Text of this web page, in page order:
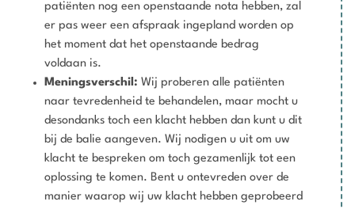
patiënten nog een openstaande nota hebben, zal
er pas weer een afspraak ingepland worden op
het moment dat het openstaande bedrag
voldaan is.
Meningsverschil: Wij proberen alle patiënten
naar tevredenheid te behandelen, maar mocht u
desondanks toch een klacht hebben dan kunt u dit
bij de balie aangeven. Wij nodigen u uit om uw
klacht te bespreken om toch gezamenlijk tot een
oplossing te komen. Bent u ontevreden over de
manier waarop wij uw klacht hebben geprobeerd